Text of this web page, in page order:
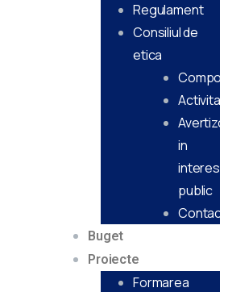
Regulament
Consiliul de
etica
in
interes
public
Contact
Buget
Proiecte
Formarea